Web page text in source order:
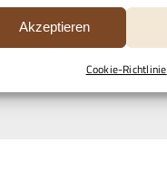
Akzeptieren
Cookie-Richtlinie